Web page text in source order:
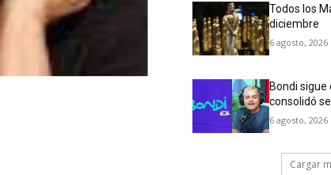
Todos los
diciembre
6 agosto, 2026
Bondi sigue
consolidó
6 agosto, 2026
Cargar